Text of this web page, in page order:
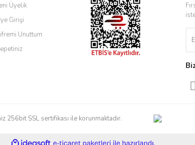
Üyelik
Girişi
Unuttum
256bit SSL sertifikası ile korunmaktadır.
ideasoft e-